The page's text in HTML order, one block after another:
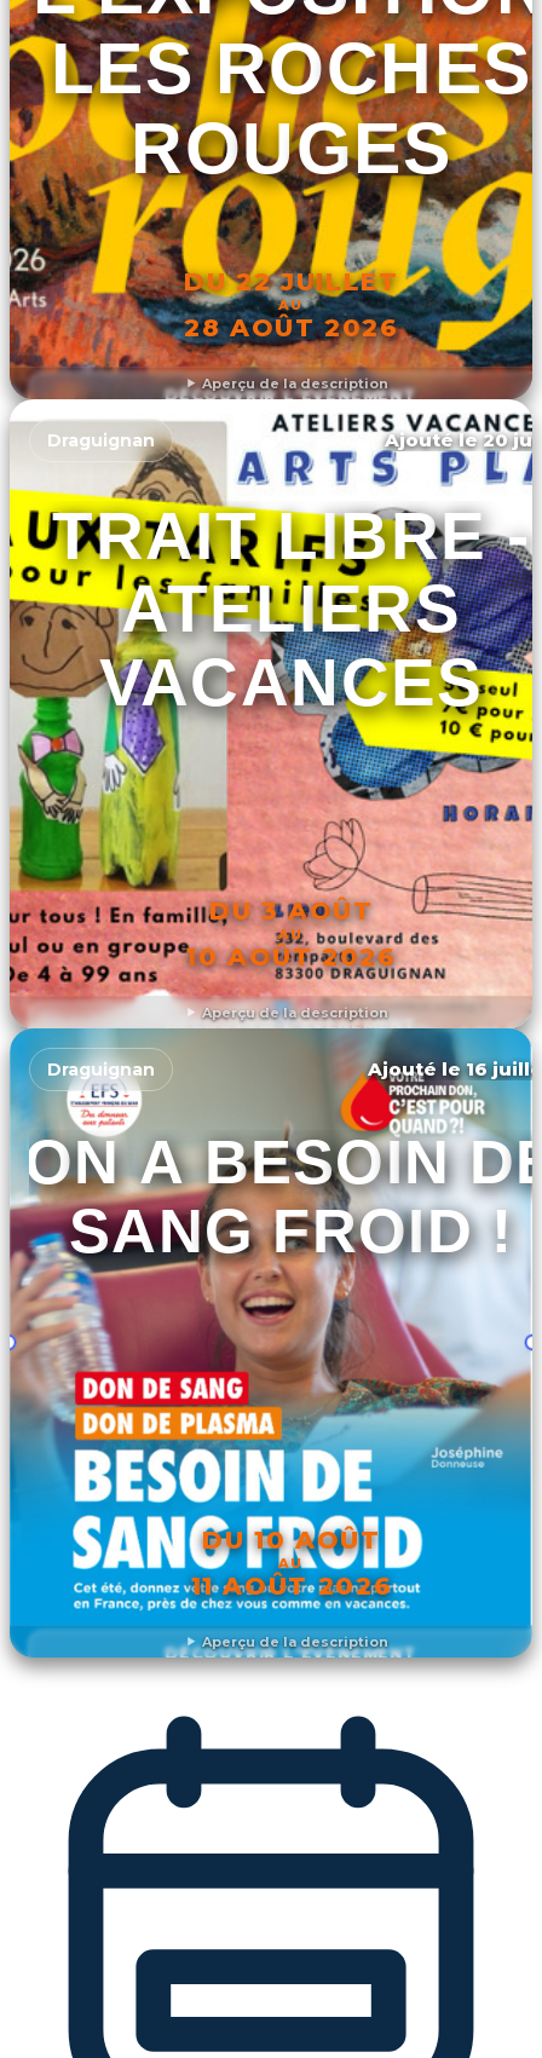
Aperçu de la description
LES ROCHES
ROUGES
DU 22 JUILLET
AU
28 AOÛT 2026
DÉCOUVRIR L'ÉVÉNEMENT
Aperçu de la description
Draguignan Ajouté le 20
TRAIT LIBRE -
ATELIERS
VACANCES
DU 3 AOÛT
AU
10 AOÛT 2026
DÉCOUVRIR L'ÉVÉNEMENT
Aperçu de la description
Draguignan Ajouté le 16
ON A BESOIN
SANG FROID !
DU 10 AOÛT
AU
11 AOÛT 2026
DÉCOUVRIR L'ÉVÉNEMENT